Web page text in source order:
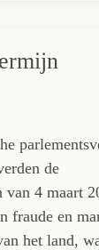
de
van 4 maart
fraude en
het land,